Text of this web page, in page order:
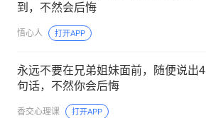
到，不然会后悔
悟心人 打开APP
永远不要在兄弟姐妹面前，随便说出4
句话，不然你会后悔
香交心理课 打开APP